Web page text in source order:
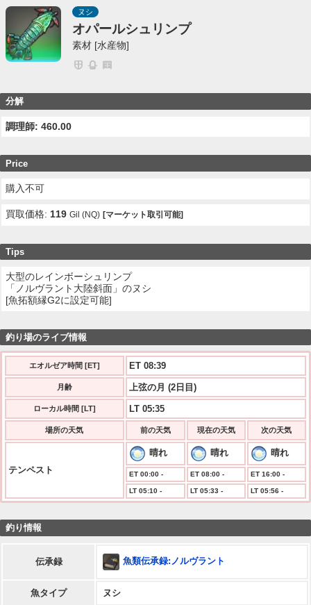
ヌシ
オパールシュリンプ
素材 [水産物]
分解
調理師: 460.00
Price
購入不可
買取価格: 119 Gil (NQ) [マーケット取引可能]
Tips
大型のレインボーシュリンプ
「ノルヴラント大陸斜面」のヌシ
[魚拓額縁G2に設定可能]
釣り場のライブ情報
エオルゼア時間 [ET] ET 08:40
月齢 上弦の月 (2日目)
ローカル時間 [LT] LT 05:35
場所の天気 前の天気 現在の天気 次の天気
テンペスト
晴れ 晴れ 晴れ
ET 00:00 - ET 08:00 - ET 16:00 -
LT 05:10 - LT 05:33 - LT 05:56 -
釣り情報
伝承録 魚類伝承録:ノルヴラント
魚タイプ ヌシ